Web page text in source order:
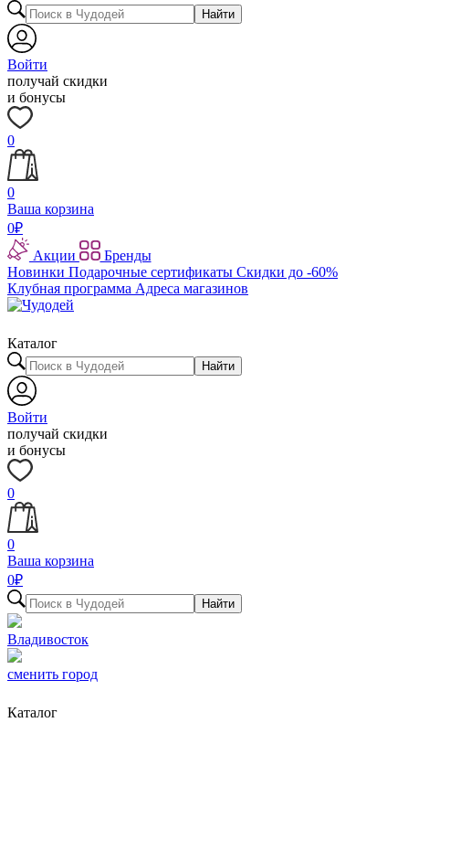
Найти
Войти
получай скидки
и бонусы
0
0
Ваша корзина
0₽
Акции
Бренды
Новинки Подарочные сертификаты Скидки до -60%
Клубная программа Адреса магазинов
Каталог
Найти
Войти
получай скидки
и бонусы
0
0
Ваша корзина
0₽
Найти
Владивосток
сменить город
Каталог